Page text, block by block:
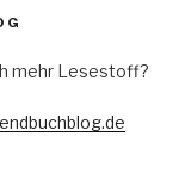
mehr Lesestoff?